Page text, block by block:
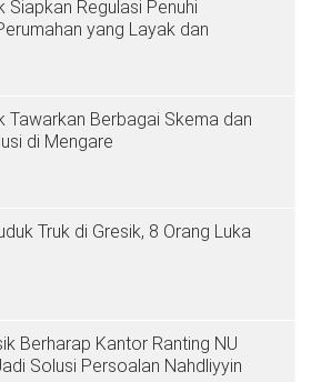
Siapkan Regulasi Penuhi
yang Layak dan
Tawarkan Berbagai Skema dan
di Mengare
Truk di Gresik, 8 Orang Luka
Berharap Kantor Ranting NU
Solusi Persoalan Nahdliyyin